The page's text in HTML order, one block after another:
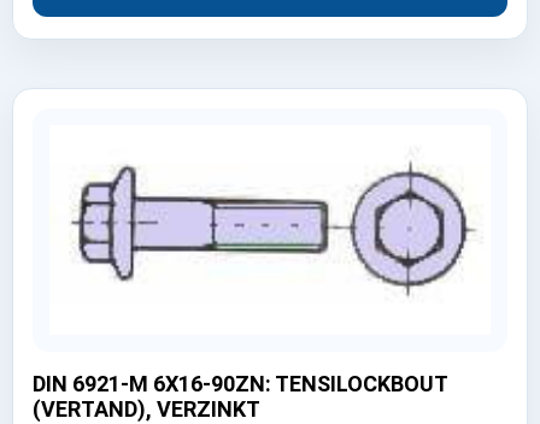
DIN 6921-M 6X16-90ZN: TENSILOCKBOUT
(VERTAND), VERZINKT